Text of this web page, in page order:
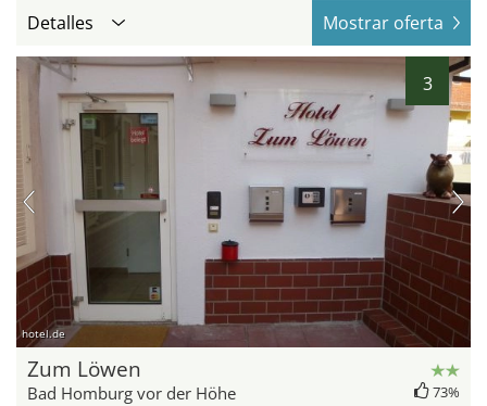
Detalles Mostrar oferta
3
hotel.de
Zum Löwen
Bad Homburg vor der Höhe 73%